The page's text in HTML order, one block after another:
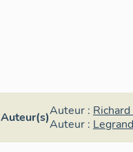
Auteur(s)Auteur :
Auteur :